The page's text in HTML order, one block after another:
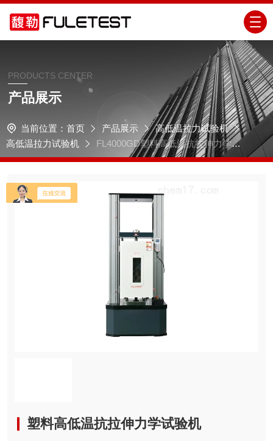
PRODUCTS CENTER
产品展示
当前位置： 首页 产品展示
高低温拉力试验机
高低温拉力试验机
FL4000GD塑料高低温抗拉伸力学试
验机
塑料高低温抗拉伸力学试验机